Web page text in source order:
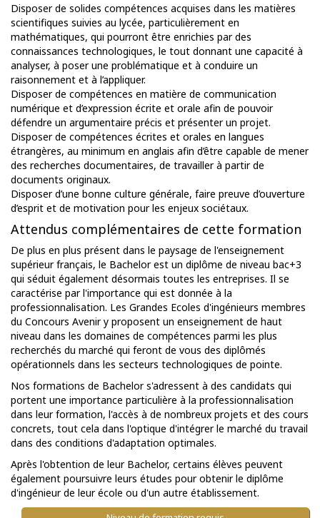
Disposer de solides compétences acquises dans les matières
scientifiques suivies au lycée, particulièrement en
mathématiques, qui pourront être enrichies par des
connaissances technologiques, le tout donnant une capacité à
analyser, à poser une problématique et à conduire un
raisonnement et à l’appliquer.
Disposer de compétences en matière de communication
numérique et d’expression écrite et orale afin de pouvoir
défendre un argumentaire précis et présenter un projet.
Disposer de compétences écrites et orales en langues
étrangères, au minimum en anglais afin d’être capable de mener
des recherches documentaires, de travailler à partir de
documents originaux.
Disposer d’une bonne culture générale, faire preuve d’ouverture
d’esprit et de motivation pour les enjeux sociétaux.
Attendus complémentaires de cette formation
De plus en plus présent dans le paysage de l'enseignement
supérieur français, le Bachelor est un diplôme de niveau bac+3
qui séduit également désormais toutes les entreprises. Il se
caractérise par l'importance qui est donnée à la
professionnalisation. Les Grandes Ecoles d'ingénieurs membres
du Concours Avenir y proposent un enseignement de haut
niveau dans les domaines de compétences parmi les plus
recherchés du marché qui feront de vous des diplômés
opérationnels dans les secteurs technologiques de pointe.
Nos formations de Bachelor s'adressent à des candidats qui
portent une importance particulière à la professionnalisation
dans leur formation, l'accès à de nombreux projets et des cours
concrets, tout cela dans l'optique d'intégrer le marché du travail
dans des conditions d'adaptation optimales.
Après l'obtention de leur Bachelor, certains élèves peuvent
également poursuivre leurs études pour obtenir le diplôme
d'ingénieur de leur école ou d'un autre établissement.